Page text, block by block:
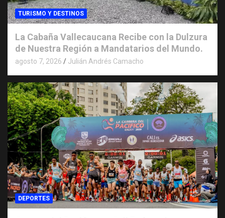
TURISMO Y DESTINOS
La Cabaña Vallecaucana Recibe con la Dulzura
de Nuestra Región a Mandatarios del Mundo.
agosto 7, 2026 Julián Andrés Camacho
DEPORTES